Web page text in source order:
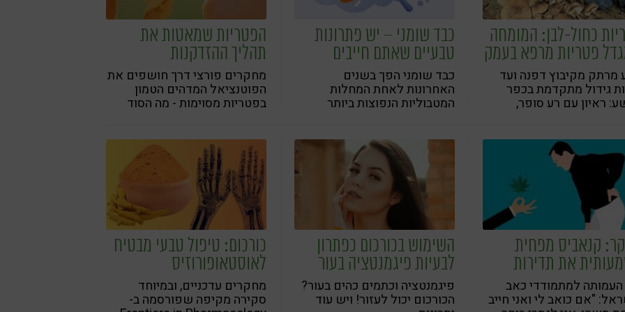
כחול-לבן: המומחה
פטריות מרפא בעמק
מרתק מקיבוץ דפנה ועד
גידול מתקדמת בכפר
ראיון עם רע סופר,
כבד שומני – יש פתרונות
טבעיים שאתם חייבים
להכיר!
כבד שומני הפך בשנים
האחרונות לאחת המחלות
המטבוליות הנפוצות ביותר
ללמוד על הסיבות, הסכנות
והפתרונות הטבעיים
הפטריות שמאטות את
תהליך ההזדקנות
מחקרים פורצי דרך חושפים את
הפוטנציאל המדהים הטמון
בפטריות מסוימות - מה הסוד
בגופנו? והאם באמת ניתן
"לתכנת מחדש" את השעון
הביולוגי שלנו באמצעות
פטריות?
קנאביס מפחית
את תדירות
הכאב בחולי כאב
העמותה למתמודדי כאב
"אם כואב לי ואני חייב
השימוש בכורכום כפתרון
לבעיות פיגמנטציה בעור
הפנים
פיגמנטציה וכתמים כהים בעור?
הכורכום יכול לעזור! ויש עוד
כורכום: טיפול טבעי מבטיח
לאוסטאופורוזיס
מחקרים עדכניים, ובמיוחד
סקירה מקיפה שפורסמה ב-